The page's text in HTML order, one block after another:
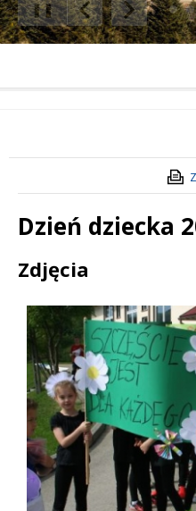
Poprzedni Element
Następny
❚❚
Dzień dziecka
Treść
Zdjęcia